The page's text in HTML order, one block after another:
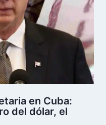
en Cuba:
del dólar, el